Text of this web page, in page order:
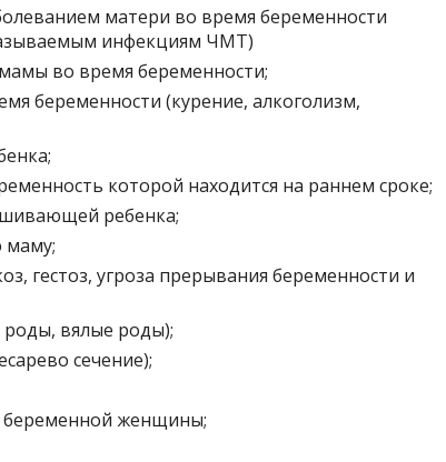
матери во время беременности
инфекциям ЧМТ)
во время беременности;
беременности (курение, алкоголизм,
которой находится на раннем сроке;
ребенка;
маму;
гестоз, угроза прерывания беременности и
роды, вялые роды);
сечение);
беременной женщины;